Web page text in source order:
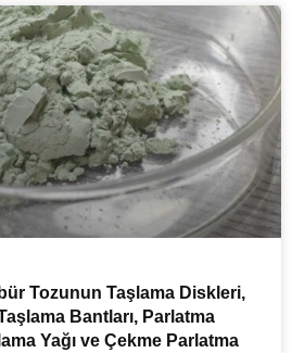
Tozunun Taşlama Diskleri,
Bantları, Parlatma
Yağı ve Çekme Parlatma